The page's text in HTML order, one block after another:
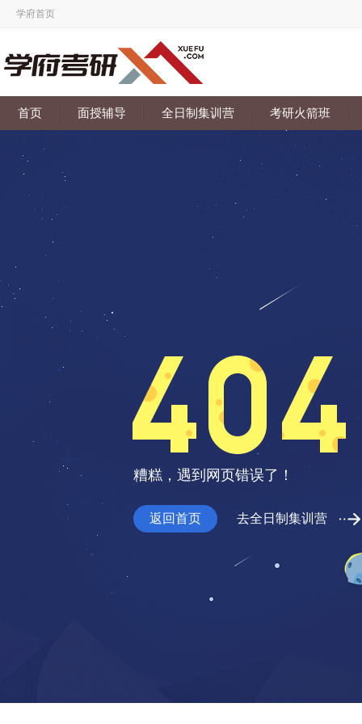
学府首页
首页 面授辅导 全日制集训营 考研火箭班
糟糕，遇到网页错误了！
返回首页 去全日制集训营